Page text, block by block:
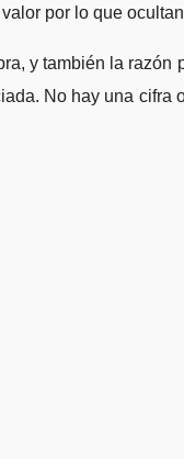
por lo que
y también la
No hay una